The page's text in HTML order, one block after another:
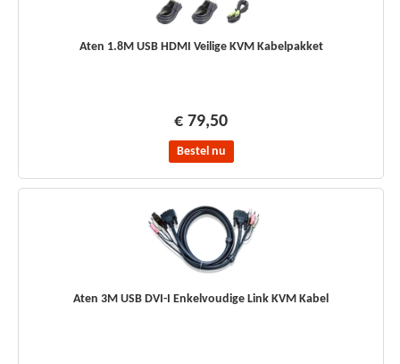
Aten 1.8M USB HDMI Veilige KVM Kabelpakket
€ 79,50
Bestel nu
Aten 3M USB DVI-I Enkelvoudige Link KVM Kabel